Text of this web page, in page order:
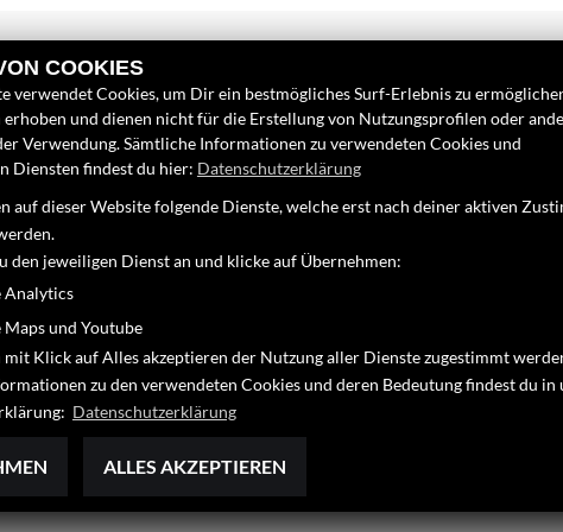
LINKS
Unternehmen
COOKIES
verwendet Cookies, um Dir ein bestmögliches Surf-Erlebnis zu
erhoben und dienen nicht für die Erstellung von Nutzungsprofilen oder
Verwendung. Sämtliche Informationen zu verwendeten Cookies und
Diensten findest du hier: Datenschutzerklärung
auf dieser Website folgende Dienste, welche erst nach deiner aktiven
den jeweiligen Dienst an und klicke auf Übernehmen:
Analytics
Maps und Youtube
Klick auf Alles akzeptieren der Nutzung aller Dienste zugestimmt
zu den verwendeten Cookies und deren Bedeutung findest du in
Datenschutzerklärung
ALLES AKZEPTIEREN